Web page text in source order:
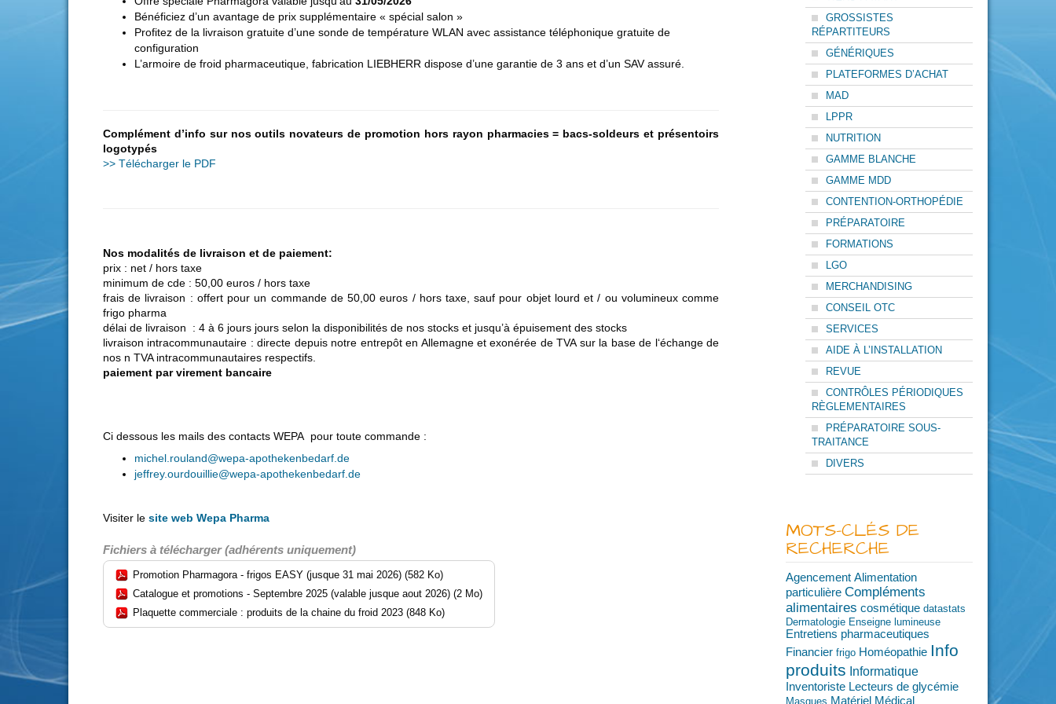
Bénéficiez d’un avantage de prix supplémentaire « spécial salon »
Profitez de la livraison gratuite d’une sonde de température WLAN avec assistance téléphonique gratuite de
configuration
L’armoire de froid pharmaceutique, fabrication LIEBHERR dispose d’une garantie de 3 ans et d’un SAV assuré.
Complément d’info sur nos outils novateurs de promotion hors rayon pharmacies = bacs-soldeurs et présentoirs
logotypés
>> Télécharger le PDF
Nos modalités de livraison et de paiement:
prix : net / hors taxe
minimum de cde : 50,00 euros / hors taxe
frais de livraison : offert pour un commande de 50,00 euros / hors taxe, sauf pour objet lourd et / ou volumineux comme
frigo pharma
délai de livraison : 4 à 6 jours jours selon la disponibilités de nos stocks et jusqu’à épuisement des stocks
livraison intracommunautaire : directe depuis notre entrepôt en Allemagne et exonérée de TVA sur la base de l‘échange de
nos n TVA intracommunautaires respectifs.
paiement par virement bancaire
Ci dessous les mails des contacts WEPA pour toute commande :
michel.rouland@wepa-apothekenbedarf.de
jeffrey.ourdouillie@wepa-apothekenbedarf.de
Visiter le site web Wepa Pharma
Fichiers à télécharger (adhérents uniquement)
Promotion Pharmagora - frigos EASY (jusque 31 mai 2026) (582 Ko)
Catalogue et promotions - Septembre 2025 (valable jusque aout 2026) (2 Mo)
Plaquette commerciale : produits de la chaine du froid 2023 (848 Ko)
GROSSISTES
RÉPARTITEURS
GÉNÉRIQUES
PLATEFORMES D’ACHAT
MAD
LPPR
NUTRITION
GAMME BLANCHE
GAMME MDD
CONTENTION-ORTHOPÉDIE
PRÉPARATOIRE
FORMATIONS
LGO
MERCHANDISING
CONSEIL OTC
SERVICES
AIDE À L’INSTALLATION
REVUE
CONTRÔLES PÉRIODIQUES
RÈGLEMENTAIRES
PRÉPARATOIRE SOUS-
TRAITANCE
DIVERS
MOTS-CLÉS DE
RECHERCHE
Agencement Alimentation
particulière Compléments
alimentaires cosmétique datastats
Dermatologie Enseigne lumineuse
Entretiens pharmaceutiques
Financier frigo Homéopathie Info
produits Informatique
Inventoriste Lecteurs de glycémie
Masques Matériel Médical